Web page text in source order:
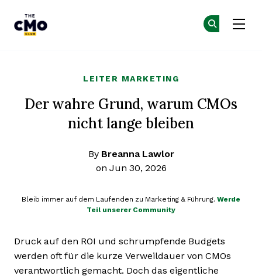
LEITER MARKETING
Der wahre Grund, warum CMOs
nicht lange bleiben
By Breanna Lawlor
on Jun 30, 2026
Bleib immer auf dem Laufenden zu Marketing & Führung. Werde
Teil unserer Community
Druck auf den ROI und schrumpfende Budgets
werden oft für die kurze Verweildauer von CMOs
verantwortlich gemacht. Doch das eigentliche